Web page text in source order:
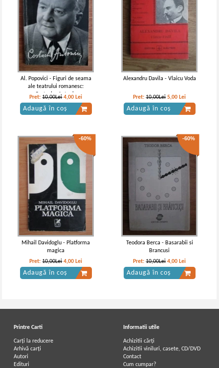
Al. Popovici - Figuri de seama
ale teatrului romanesc:
Costache Antoniu
Pret:10,00Lei 4,00 Lei
Adaugă în coș
Alexandru Davila - Vlaicu Voda
Pret:10,00Lei 5,00 Lei
Adaugă în coș
-60%
Mihail Davidoglu - Platforma
magica
Pret:10,00Lei 4,00 Lei
Adaugă în coș
-60%
Teodora Berca - Basarabii si
Brancusi
Pret:10,00Lei 4,00 Lei
Adaugă în coș
Printre Carti
Carți la reducere
Arhivă carți
Autori
Edituri
Informatii utile
Achizitii cărți
Achizitii viniluri, casete, CD/DVD
Contact
Cum cumpar?